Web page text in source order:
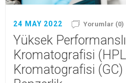
24 MAY 2022 Yorumlar (0)
Yüksek Performanslı
Kromatografisi
Kromatografisi (GC)